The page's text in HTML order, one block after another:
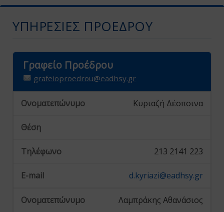
ΥΠΗΡΕΣΊΕΣ ΠΡΟΈΔΡΟΥ
Γραφείο Προέδρου
grafeioproedrou@eadhsy.gr
Κυριαζή Δέσποινα
213 2141 223
d.kyriazi@eadhsy.gr
Λαμπράκης Αθανάσιος